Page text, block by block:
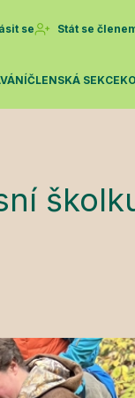
se Stát se
ČLENSKÁ SEKCE